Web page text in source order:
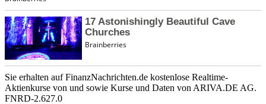
Sie erhalten auf FinanzNachrichten.de kostenlose Realtime-
Aktienkurse von und sowie Kurse und Daten von ARIVA.DE AG.
FNRD-2.627.0